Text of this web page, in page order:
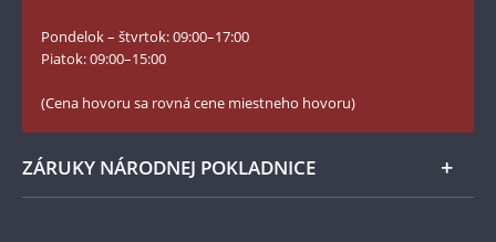
Numizmatické novinky
YouTube Národnej Pokladnice
Pondelok – štvrtok: 09:00–17:00
Piatok: 09:00–15:00
(Cena hovoru sa rovná cene miestneho hovoru)
ZÁRUKY NÁRODNEJ POKLADNICE